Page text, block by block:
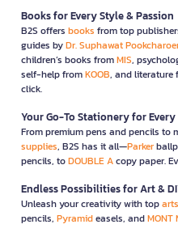
Books for Every Style & Passion
B2S offers books from top
guides byDr. Suphawat
children’s books fromMIS,
self-help fromKOOB, and literature
click.
Your Go-To Stationery for
From premium pens and pencils to
supplies, B2S has it all—Parker
pencils, toDOUBLE Acopy paper.
Endless Possibilities for Art &
Unleash your creativity with top
pencils, Pyramideasels, andMONT